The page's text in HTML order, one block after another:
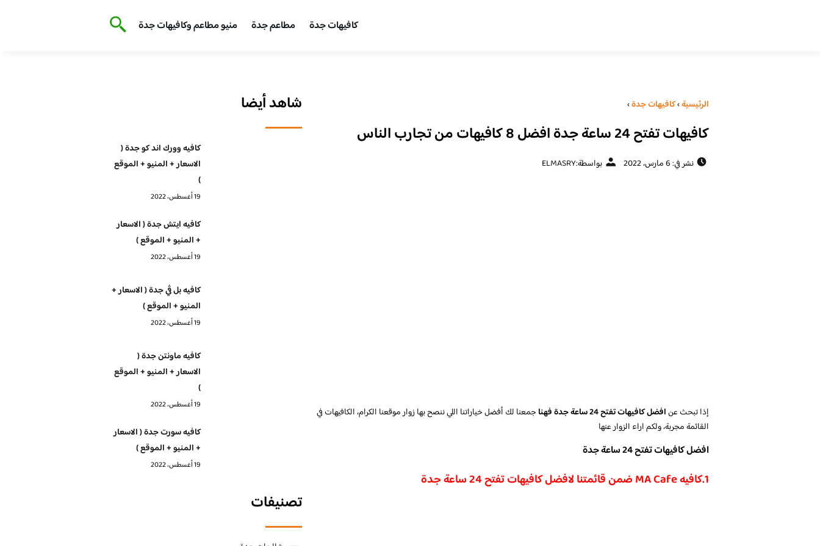
كافيهات جدة مطاعم جدة منيو مطاعم وكافيهات جدة
الرئيسية›كافيهات جدة›
كافيهات تفتح 24 ساعة جدة افضل 8 كافيهات من تجارب الناس
نشر في: 6 مارس، 2022 بواسطة:ELMASRY
إذا تبحث عنافضل كافيهات تفتح 24 ساعة جدة فهنا
جمعنا لك أفضل خياراتنا اللي ننصح بها زوار موقعنا الكرام، الكافيهات في
القائمة مجربة، ولكم اراء الزوار عنها
افضل كافيهات تفتح 24 ساعة جدة
1.كافيه MA Cafe ضمن قائمتنا لافضل كافيهات تفتح 24 ساعة جدة
شاهد أيضا
كافيه وورك اند كو جدة (
الاسعار + المنيو + الموقع
)
19 أغسطس، 2022
كافيه ايتش جدة ( الاسعار
+ المنيو + الموقع )
19 أغسطس، 2022
كافيه بل ڤي جدة ( الاسعار +
المنيو + الموقع )
19 أغسطس، 2022
كافيه ماونتن جدة (
الاسعار + المنيو + الموقع
)
19 أغسطس، 2022
كافيه سورت جدة ( الاسعار
+ المنيو + الموقع )
19 أغسطس، 2022
تصنيفات